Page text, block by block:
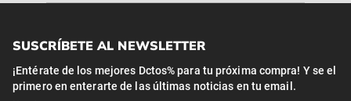
SUSCRÍBETE AL NEWSLETTER
¡Entérate de los mejores Dctos% para tu próxima compra! Y se el
primero en enterarte de las últimas noticias en tu email.